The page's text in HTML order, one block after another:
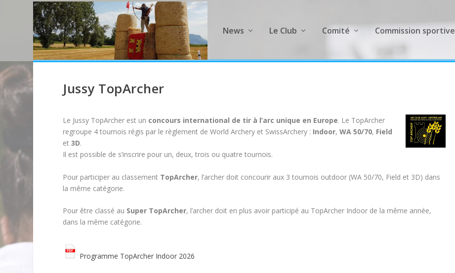
News Le Club Comité Commission sportive
Jussy TopArcher
Le Jussy TopArcher est un concours international de tir à l’arc unique en Europe. Le TopArcher
regroupe 4 tournois régis par le règlement de World Archery et SwissArchery : Indoor,WA 50/70, Field
et3D.
Il est possible de s’inscrire pour un, deux, trois ou quatre tournois.
Pour participer au classement TopArcher, l’archer doit concourir aux 3 tournois outdoor (WA 50/70, Field et 3D) dans
la même catégorie.
Pour être classé au Super TopArcher, l’archer doit en plus avoir participé au TopArcher Indoor de la même année,
dans la même catégorie.
Programme TopArcher Indoor 2026